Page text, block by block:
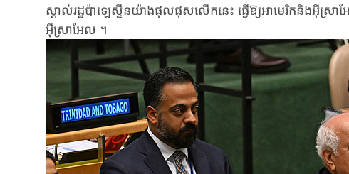
ស្គាល់រដ្ឋ​ប៉ាឡេស្ទីនយ៉ាង​ផុល​ផុស​​លើក​នេះ ធ្វើ​ឱ្យ​អាមេរិកនិង​អ៊ីស្រាអ
អ៊ីស្រាអែល​ ។